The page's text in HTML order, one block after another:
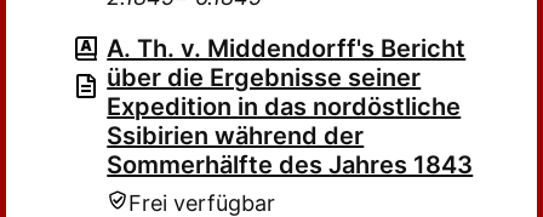
A. Th. v. Middendorff's Bericht
über die Ergebnisse seiner
Expedition in das nordöstliche
Ssibirien während der
Sommerhälfte des Jahres 1843
Frei verfügbar